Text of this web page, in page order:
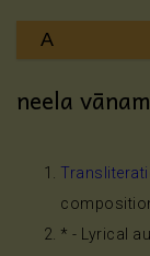
neela
* - Lyrical